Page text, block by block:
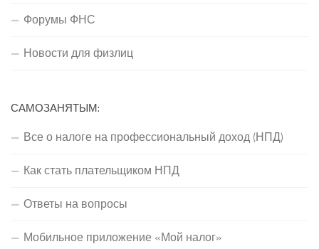
Форумы ФНС
Новости для физлиц
САМОЗАНЯТЫМ:
Все о налоге на профессиональный доход (НПД)
Как стать плательщиком НПД
Ответы на вопросы
Мобильное приложение «Мой налог»